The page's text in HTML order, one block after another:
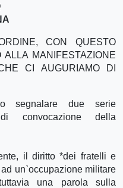
CON QUESTO
MANIFESTAZIONE
CI AUGURIAMO DI
segnalare due serie
convocazione della
il diritto *dei fratelli e
un`occupazione militare
una parola sulla